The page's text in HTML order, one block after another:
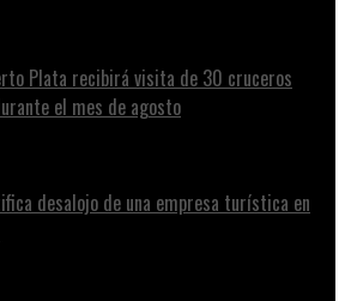
Plata recibirá visita de 30 cruceros
el mes de agosto
desalojo de una empresa turística en